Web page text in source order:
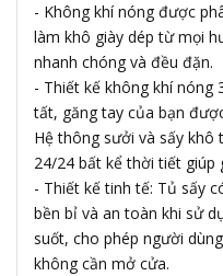
- Không khí nóng được
làm khô giày dép từ mọi
nhanh chóng và đều đặn.
- Thiết kế không khí nóng
tất, găng tay của bạn
Hệ thông sưởi và sấy
24/24 bất kể thời tiết giúp
- Thiết kế tinh tế: Tủ sấy
bền bỉ và an toàn khi sử
suốt, cho phép người
không cần mở cửa.